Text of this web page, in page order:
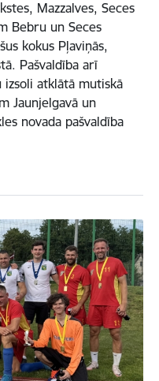
Mazzalves, Seces
Bebru un Seces
kokus Pļaviņās,
Pašvaldība arī
izsoli atklātā mutiskā
Jaunjelgavā un
novada pašvaldība